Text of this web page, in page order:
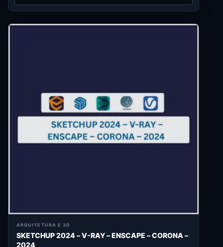
ARQUITETURA E 3D
SKETCHUP 2024 – V-RAY – ENSCAPE – CORONA –
2024